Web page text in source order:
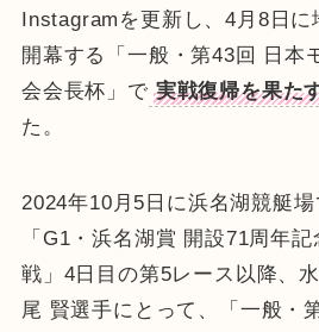
Instagramを更新し、4月8日
開幕する「一般・第43回 日本
会会長杯」で 実戦復帰を果た
た。
2024年10月5日に浜名湖競艇
「G1・浜名湖賞 開設71周年
戦」4日目の第5レース以降、
尾 賢選手にとって、「一般・